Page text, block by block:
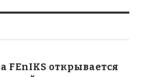
FEnIKS открывается